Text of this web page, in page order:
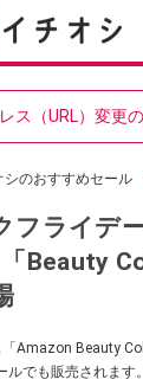
ス（URL）変更
シのおすすめセール
フライデ
Beauty
Amazon Beauty
でも販売されます